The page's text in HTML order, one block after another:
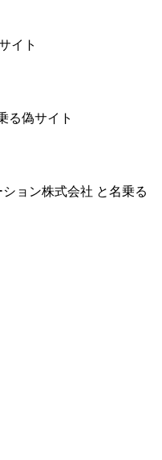
イト
る偽サイト
ョン株式会社 と名乗る